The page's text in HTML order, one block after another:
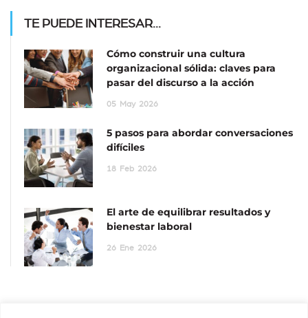
TE PUEDE INTERESAR...
Cómo construir una cultura
organizacional sólida: claves para
pasar del discurso a la acción
05 May 2026
5 pasos para abordar conversaciones
difíciles
18 Feb 2026
El arte de equilibrar resultados y
bienestar laboral
26 Ene 2026